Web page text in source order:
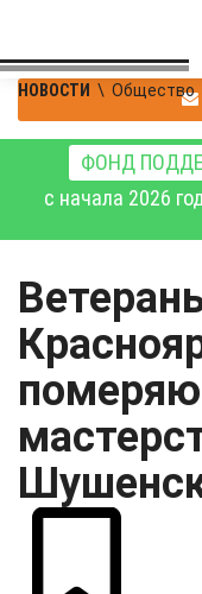
НОВОСТИ \ Общество
ФОНД
с начала 2026